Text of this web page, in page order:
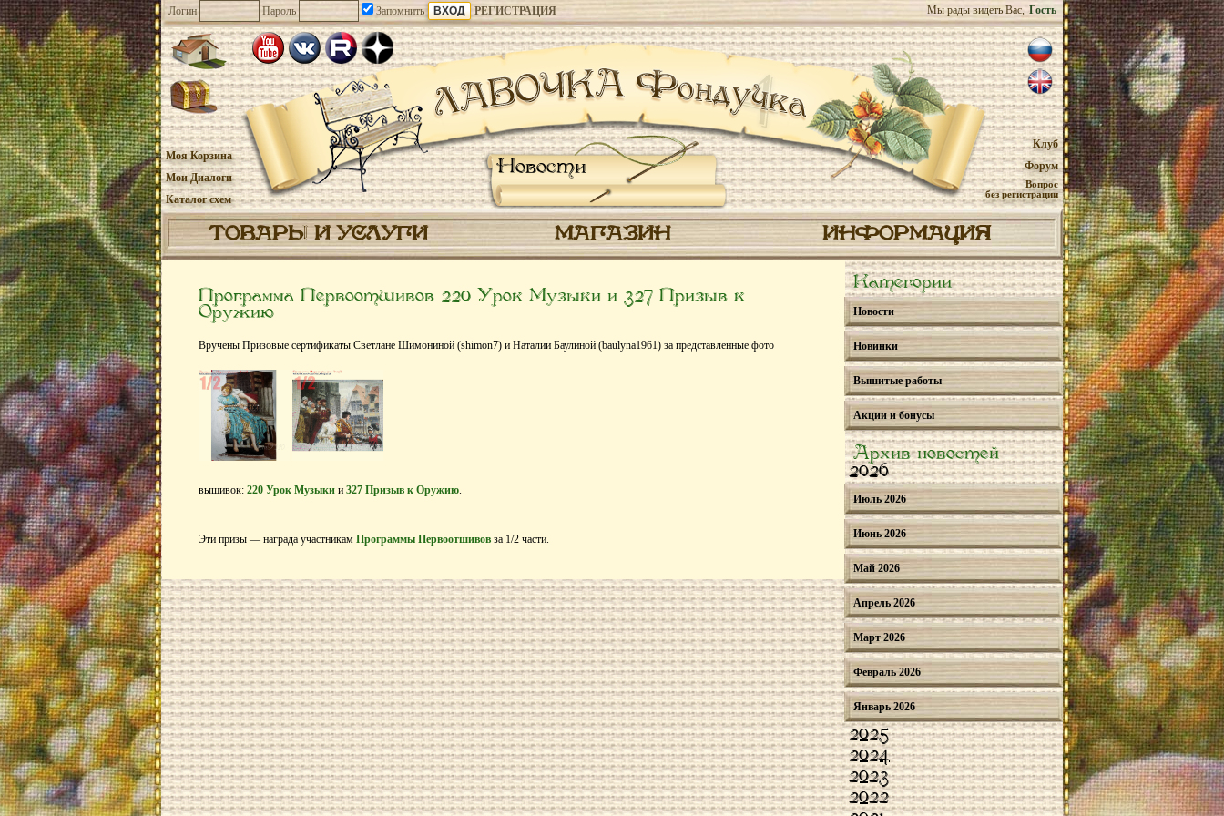
Логин Пароль Запомнить РЕГИСТРАЦИЯ Мы рады видеть Вас, Гость
Новости
Моя Корзина
Мои Диалоги
Каталог схем
Клуб
Форум
Вопрос
без регистрации
ТОВАРЫ И УСЛУГИ МАГАЗИН ИНФОРМАЦИЯ
Программа Первоотшивов 220 Урок Музыки и 327 Призыв к
Оружию
Вручены Призовые сертификаты Светлане Шимониной (shimon7) и Наталии Баулиной (baulyna1961) за представленные фото
вышивок: 220 Урок Музыки и 327 Призыв к Оружию.
Эти призы — награда участникам Программы Первоотшивов за 1/2 части.
Категории
Новости
Новинки
Вышитые работы
Акции и бонусы
Архив новостей
2026
Июль 2026
Июнь 2026
Май 2026
Апрель 2026
Март 2026
Февраль 2026
Январь 2026
2025
2024
2023
2022